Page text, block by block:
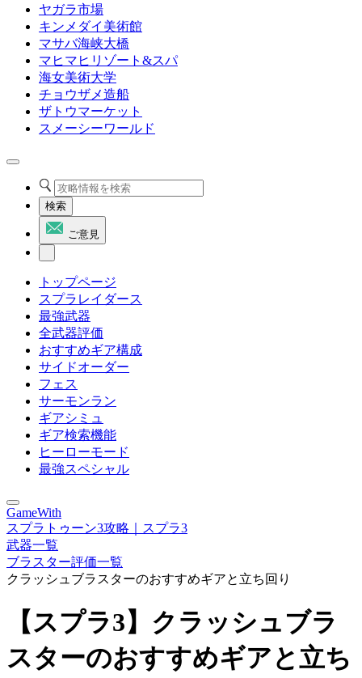
ヤガラ市場
キンメダイ美術館
マサバ海峡大橋
マヒマヒリゾート&スパ
海女美術大学
チョウザメ造船
ザトウマーケット
スメーシーワールド
検索
ご意見
トップページ
スプラレイダース
最強武器
全武器評価
おすすめギア構成
サイドオーダー
フェス
サーモンラン
ギアシミュ
ギア検索機能
ヒーローモード
最強スペシャル
GameWith
スプラトゥーン3攻略｜スプラ3
武器一覧
ブラスター評価一覧
クラッシュブラスターのおすすめギアと立ち回り
【スプラ3】クラッシュブラ
スターのおすすめギアと立ち